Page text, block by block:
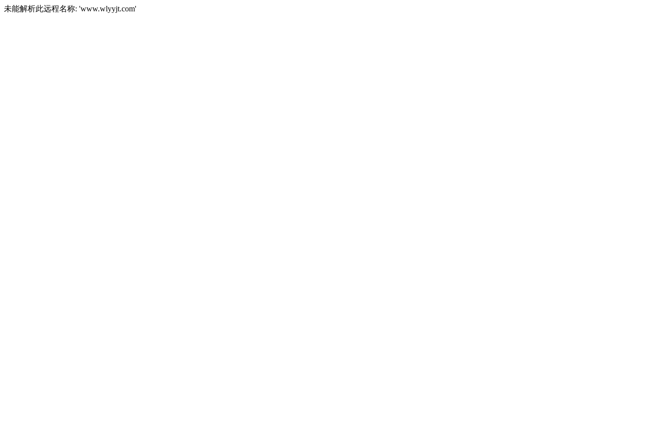
未能解析此远程名称: 'www.wlyyjt.com'